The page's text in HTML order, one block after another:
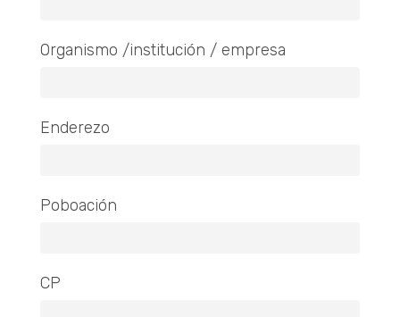
Organismo /institución / empresa
Enderezo
Poboación
CP